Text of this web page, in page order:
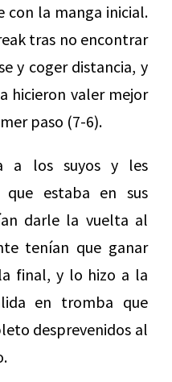
con la manga inicial.
tras no encontrar
y coger distancia, y
hicieron valer mejor
paso (7-6).
a los suyos y les
estaba en sus
darle la vuelta al
tenían que ganar
final, y lo hizo a la
en tromba que
desprevenidos al